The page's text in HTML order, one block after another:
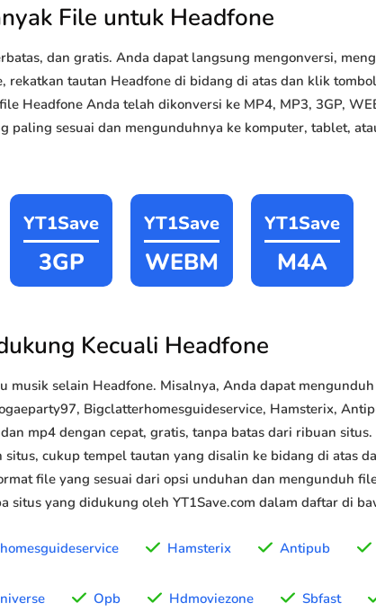
File untuk Headfone
dan gratis. Anda dapat langsung mengonversi,
rekatkan tautan Headfone di bidang di atas dan klik
Headfone Anda telah dikonversi ke MP4, MP3, 3GP,
sesuai dan mengunduhnya ke komputer, tablet,
YT1Save
3GP
YT1Save
WEBM
YT1Save
M4A
Kecuali Headfone
musik selain Headfone. Misalnya, Anda dapat
Bigclatterhomesguideservice, Hamsterix,
mp4 dengan cepat, gratis, tanpa batas dari ribuan
cukup tempel tautan yang disalin ke bidang di atas
file yang sesuai dari opsi unduhan dan mengunduh
yang didukung oleh YT1Save.com dalam daftar di
Hamsterix Antipub
Opb Hdmoviezone Sbfast